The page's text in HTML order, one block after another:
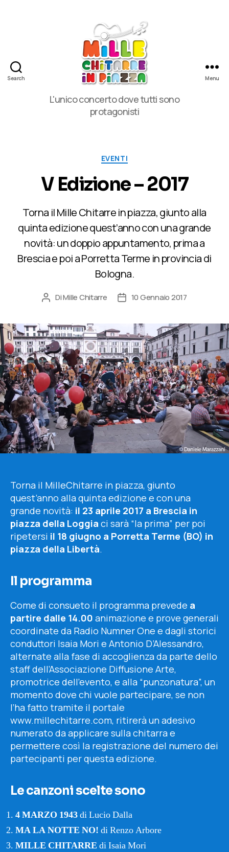
Search
in
Piazza
L'unico concerto dove tutti sono
protagonisti
Menu
Categorie
EVENTI
V Edizione – 2017
Torna il Mille Chitarre in piazza, giunto alla
quinta edizione quest’anno con una grande
novità: un doppio appuntamento, prima a
Brescia e poi a Porretta Terme in provincia di
Bologna.
Autore
DiMille Chitarre
Data10 Gennaio 2017
Torna il MilleChitarre in piazza, giunto
quest’anno alla quinta edizione e con una
grande novità: il 23 aprile 2017 a Brescia in
piazza della Loggia ci sarà “la prima” per poi
ripetersi il 18 giugno a Porretta Terme (BO) in
piazza della Libertà.
Il programma
Come di consueto il programma prevede a
partire dalle 14.00 animazione e prove generali
coordinate da Radio Numner One e dagli storici
conduttori Isaia Mori e Antonio D’Alessandro,
alternate alla fase di accoglienza da parte dello
staff dell’Associazione Diffusione Arte,
promotrice dell’evento, e alla “punzonatura”, un
momento dove chi vuole partecipare, se non
l’ha fatto tramite il portale
www.millechitarre.com, ritirerà un adesivo
numerato da applicare sulla chitarra e
permettere così la registrazione del numero dei
partecipanti per questa edizione.
Le canzoni scelte sono
4 MARZO 1943di Lucio Dalla
MA LA NOTTE NO! di Renzo Arbore
MILLE CHITARRE di Isaia Mori